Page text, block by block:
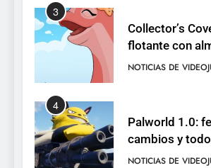
3
Collector’s
flotante con
de cromos
NOTICIAS DE
4
Palworld 1.0:
cambios y
con el
NOTICIAS DE